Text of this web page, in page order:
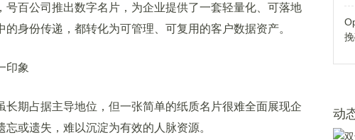
号百公司推出数字名片，为企业提供了一套轻量化、可落地
身份传递，都转化为可管理、可复用的客户数据资产。
印象
期占据主导地位，但一张简单的纸质名片很难全面展现企
或遗失，难以沉淀为有效的人脉资源。
动